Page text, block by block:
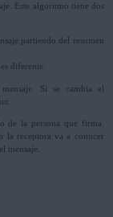
Este algoritmo tiene dos
partiendo del resumen
diferente.
Si se cambia el
de la persona que firma.
la receptora va a conocer
mensaje.